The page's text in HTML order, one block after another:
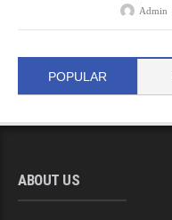
Admin
POPULAR
ABOUT US